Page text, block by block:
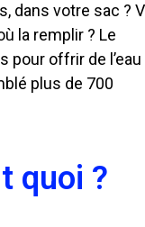
dans votre sac ?
la remplir ? Le
pour offrir de
plus de 700
quoi ?